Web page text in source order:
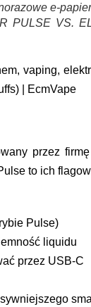
e-
PULSE VS.
vaping,
| EcmVape
przez
to ich
Pulse)
liquidu
przez USB-C